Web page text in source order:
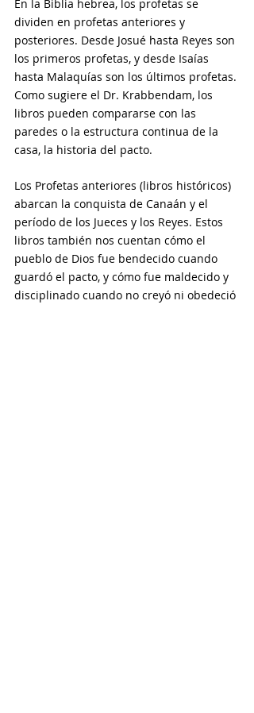
En la Biblia hebrea, los profetas se
dividen en profetas anteriores y
posteriores. Desde Josué hasta Reyes son
los primeros profetas, y desde Isaías
hasta Malaquías son los últimos profetas.
Como sugiere el Dr. Krabbendam, los
libros pueden compararse con las
paredes o la estructura continua de la
casa, la historia del pacto.
Los Profetas anteriores (libros históricos)
abarcan la conquista de Canaán y el
período de los Jueces y los Reyes. Estos
libros también nos cuentan cómo el
pueblo de Dios fue bendecido cuando
guardó el pacto, y cómo fue maldecido y
disciplinado cuando no creyó ni obedeció